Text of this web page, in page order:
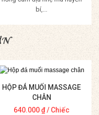
bí,...
Mua Hàng
HỘP ĐÁ MUỐI MASSAGE
CHÂN
640.000₫/ Chiếc